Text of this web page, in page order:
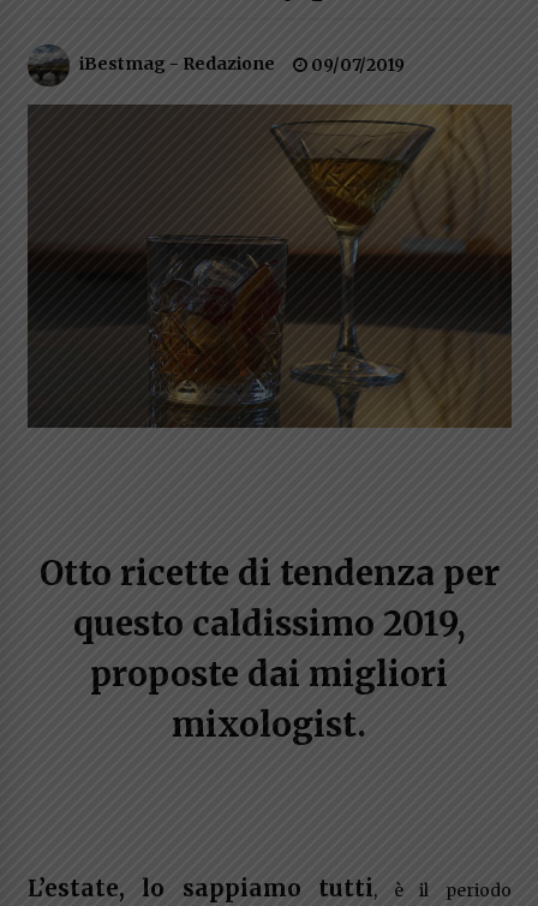
04/03/2019
Speciale Vini Rosè Italiani
iBestmag - Redazione 09/07/2019
Otto ricette di tendenza per
questo caldissimo 2019,
proposte dai migliori
mixologist.
L’estate, lo sappiamo tutti, è il periodo